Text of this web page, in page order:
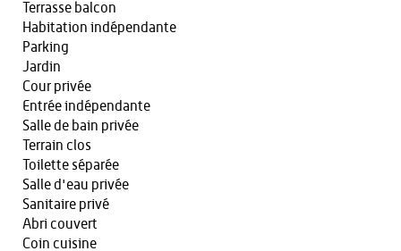
Terrasse balcon
Habitation indépendante
Parking
Jardin
Cour privée
Entrée indépendante
Salle de bain privée
Terrain clos
Toilette séparée
Salle d'eau privée
Sanitaire privé
Abri couvert
Coin cuisine